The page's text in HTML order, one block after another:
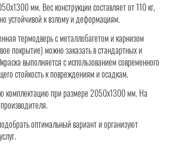
мм. Вес конструкции составляет от 110 кг,
устойчивой к взлому и деформациям.
термодверь с металлобагетом и карнизом
покрытие) можно заказать в стандартных и
выполняется с использованием современного
стойкость к повреждениям и осадкам.
комплектацию при размере 2050х1300 мм. На
оптимальный вариант и организуют